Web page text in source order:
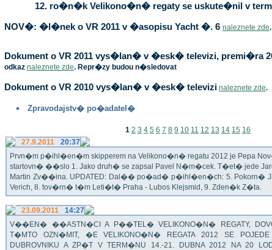
12. ro�n�k Velikono�n� regaty se uskute�nil v
NOV�: �l�nek o VR 2011 v �asopisu Yacht �. 6 naleznete zde.
Dokument o VR 2011 vys�lan� v �esk� televizi, premi�ra
odkaz naleznete zde. Repr�zy budou n�sledovat
Dokument o VR 2010 vys�lan� v �esk� televizi naleznete zde.
Zpravodajstv� po�adatel�
1 2 3 4 5 6 7 8 9 10 11 12 13 14 15 16
27.9.2011
20:37
Prvn�m p�ihl�en�m skipperem na Velikono�n� regatu 2012 je Pepa
startovn� ��slo 1. Jako druh� se zapsal Pavel N�m�cek. T�et� jede
Martin Zv��ina. UPDATED: Dal�� po�ad� p�ihl�en�ch: 5. Pokorn�
Verich, 8. tov�rn� t�m Leti�t� Praha - Lubos Klejsmid, 9. Zden�k Z�ta.
23.09.2011
14:27
V��EN� ��ASTN�CI A P��TEL� VELIKONO�N� REGATY,
T�MTO OZN�MIT, �E VELIKONO�N� REGATA 2012 SE
DUBROVNIKU A ZP�T V TERM�NU 14.-21. DUBNA 2012 NA 20